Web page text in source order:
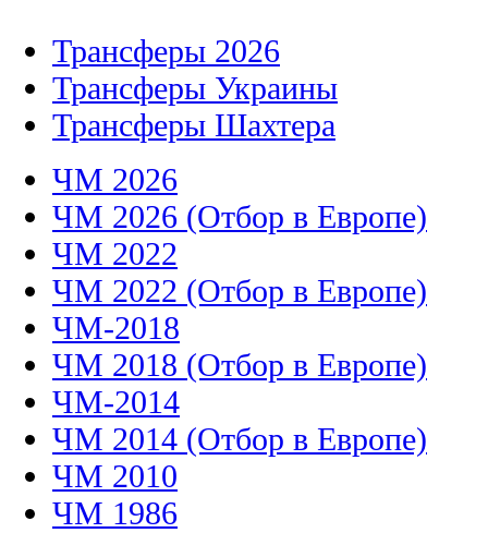
Трансферы 2026
Трансферы Украины
Трансферы Шахтера
ЧМ 2026
ЧМ 2026 (Отбор в Европе)
ЧМ 2022
ЧМ 2022 (Отбор в Европе)
ЧМ-2018
ЧМ 2018 (Отбор в Европе)
ЧМ-2014
ЧМ 2014 (Отбор в Европе)
ЧМ 2010
ЧМ 1986